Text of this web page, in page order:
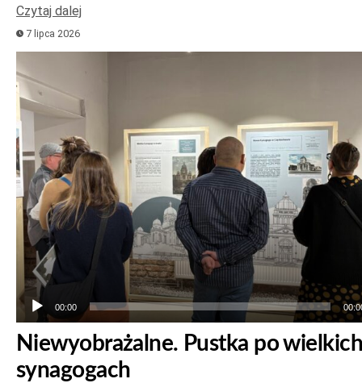
Czytaj dalej
7 lipca 2026
Odtwarzacz
plików
dźwiękowych
00:00
Niewyobrażalne. Pustka po wielkich
synagogach